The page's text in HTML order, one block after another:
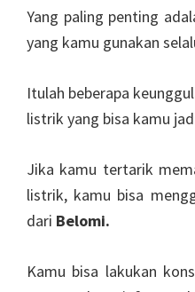
Yang paling penting
yang kamu gunakan
Itulah beberapa
listrik yang bisa kamu
Jika kamu tertarik
listrik, kamu bisa
dari Belomi.
Kamu bisa lakukan